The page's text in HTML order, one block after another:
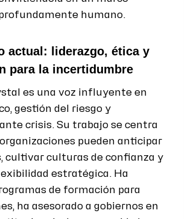
humano.
actual: liderazgo, ética y
para la incertidumbre
es una voz influyente en
gestión del riesgo y
crisis. Su trabajo se centra
pueden anticipar
cultivar culturas de confianza y
estratégica. Ha
de formación para
ha asesorado a gobiernos en